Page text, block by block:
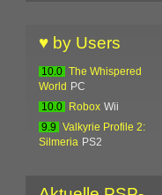
♥ by Users
10.0
The Whispered
World
PC
10.0
Robox Wii
9.9
Valkyrie Profile 2:
Silmeria PS2